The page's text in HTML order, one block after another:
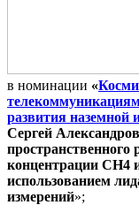
в номинации «
развития наземной
Сергей
концентрации CH4
использованием
измерений»;